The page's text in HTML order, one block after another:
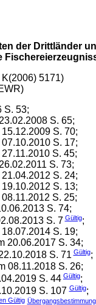
der Drittländer
5171)
S. 53;
S. 65;
S. 70;
S. 17;
S. 45;
S. 73;
S. 24;
S. 13;
S. 25;
S. 74;
S. 7 Gültig;
S. 19;
20.06.2017 S. 34;
S. 71 Gültig;
08.11.2018 S. 26;
S. 44 Gültig;
S. 107Gültig;
Gültig